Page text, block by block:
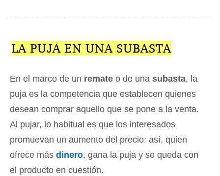
LA PUJA EN UNA SUBASTA
En el marco de un remate o de una subasta, la
puja es la competencia que establecen quienes
desean comprar aquello que se pone a la venta.
Al pujar, lo habitual es que los interesados
promuevan un aumento del precio: así, quien
ofrece más dinero, gana la puja y se queda con
el producto en cuestión.